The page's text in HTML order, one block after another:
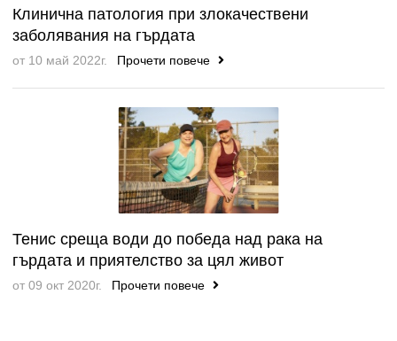
Клинична патология при злокачествени
заболявания на гърдата
от 10 май 2022г. Прочети повече
Тенис среща води до победа над рака на
гърдата и приятелство за цял живот
от 09 окт 2020г. Прочети повече